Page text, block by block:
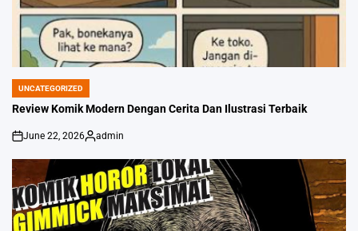
POSTED
IN
UNCATEGORIZED
Review Komik Modern Dengan Cerita Dan Ilustrasi Terbaik
on
June 22, 2026
Posted
admin